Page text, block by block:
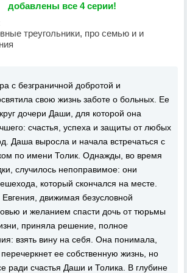
добавлены все 4 серии!
треугольники, про семью и и
с безграничной добротой и
свою жизнь заботе о больных. Ее
дочери Даши, для которой она
счастья, успеха и защиты от любых
Даша выросла и начала встречаться с
по имени Толик. Однажды, во время
случилось непоправимое: они
который скончался на месте.
Евгения, движимая безусловной
и желанием спасти дочь от тюрьмы
приняла решение, полное
взять вину на себя. Она понимала,
перечеркнет ее собственную жизнь, но
ради счастья Даши и Толика. В глубине